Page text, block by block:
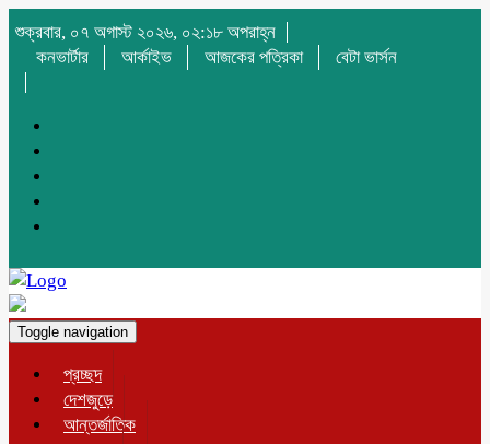
শুক্রবার, ০৭ অগাস্ট ২০২৬, ০২:১৮ অপরাহ্ন
কনভার্টার
আর্কাইভ আজকের পত্রিকা বেটা ভার্সন
Toggle navigation
প্রচ্ছদ
দেশজুড়ে
আন্তর্জাতিক